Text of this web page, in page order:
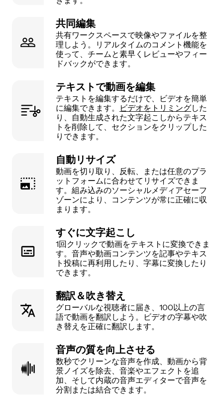
共同編集
共有ワークスペースで映像やファイルを整
理しよう。リアルタイムのコメント機能を
使って、チームと素早くレビューやフィー
ドバックができます。
テキストで動画を編集
テキストを編集するだけで、ビデオを簡単
に編集できます。
ビデオをトリミングした
り、自動生成された文字起こしからテキス
トを削除して、セクションをクリップした
りできます。
自動リサイズ
動画を切り取り、反転、または任意のプラ
ットフォームに合わせてリサイズできま
す。組み込みのソーシャルメディアセーフ
ゾーンにより、コンテンツが常に正確に収
まります。
すぐに文字起こし
1回クリックで動画をテキストに変換できま
す。音声や動画コンテンツを記事やテキス
ト投稿に再利用したり、字幕に変換したり
できます。
翻訳＆吹き替え
グローバルな視聴者に届き、100以上の言
語で動画を翻訳しよう。ビデオの字幕や吹
き替えを正確に翻訳します。
音声の質を向上させる
数秒でクリーンな音声を作成、動画から背
景ノイズを除去、音楽やエフェクトを追
加、そして内蔵の音声エディターで音声を
分割または結合できます。